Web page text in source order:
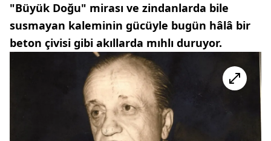
"Büyük Doğu" mirası ve zindanlarda bile
susmayan kaleminin gücüyle bugün hâlâ bir
beton çivisi gibi akıllarda mıhlı duruyor.